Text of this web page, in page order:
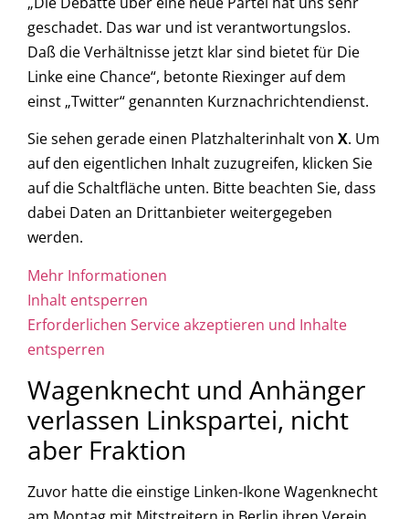
geschadet. Das war und ist verantwortungslos.
Daß die Verhältnisse jetzt klar sind bietet für Die
Linke eine Chance“, betonte Riexinger auf dem
einst „Twitter“ genannten Kurznachrichtendienst.
Sie sehen gerade einen Platzhalterinhalt von X. Um
auf den eigentlichen Inhalt zuzugreifen, klicken Sie
auf die Schaltfläche unten. Bitte beachten Sie, dass
dabei Daten an Drittanbieter weitergegeben
werden.
Mehr Informationen
Inhalt entsperren
Erforderlichen Service akzeptieren und Inhalte
entsperren
Wagenknecht und Anhänger
verlassen Linkspartei, nicht
aber Fraktion
Zuvor hatte die einstige Linken-Ikone Wagenknecht